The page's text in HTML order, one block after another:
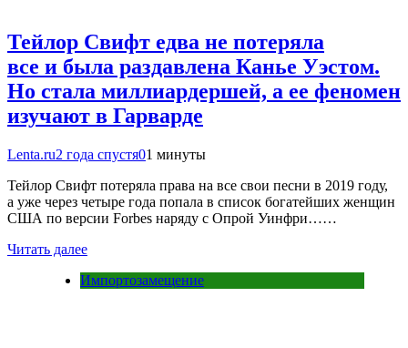
Тейлор Свифт едва не потеряла
все и была раздавлена Канье Уэстом.
Но стала миллиардершей, а ее феномен
изучают в Гарварде
Lenta.ru2 года спустя01 минуты
Тейлор Свифт потеряла права на все свои песни в 2019 году,
а уже через четыре года попала в список богатейших женщин
США по версии Forbes наряду с Опрой Уинфри……
Читать далее
Импортозамещение